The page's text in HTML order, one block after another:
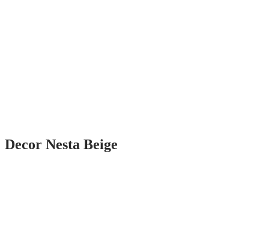
Decor Nesta Beige